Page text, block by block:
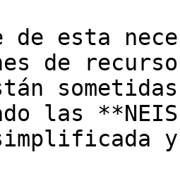
de esta
de
sometidas
las